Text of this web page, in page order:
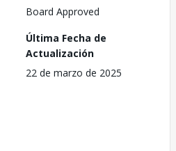
Board Approved
Última Fecha de
Actualización
22 de marzo de 2025